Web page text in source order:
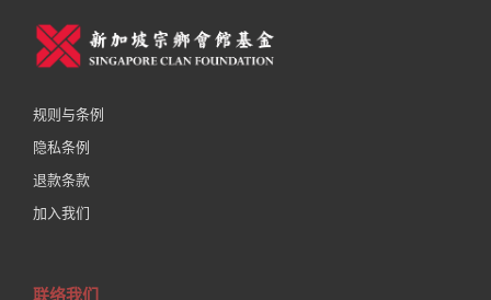
规则与条例
隐私条例
退款条款
加入我们